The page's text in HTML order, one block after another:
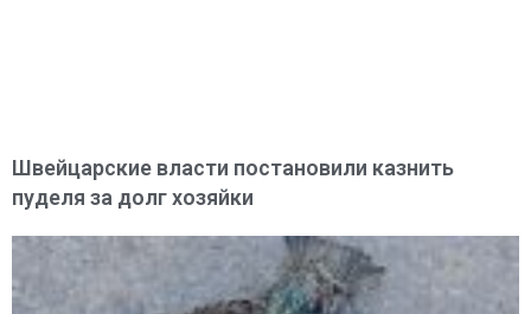
Швейцарские власти постановили казнить
пуделя за долг хозяйки